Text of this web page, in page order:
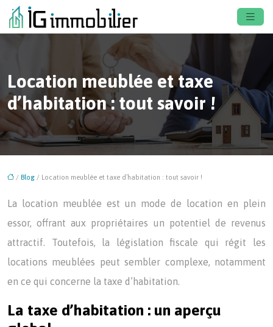
Location meublée et taxe
d’habitation : tout savoir !
/ Blog / Location meublée et taxe d’habitation : tout savoir !
La location meublée est un mode de location en plein
essor, offrant aux propriétaires un potentiel de revenus
attractif. Toutefois, la législation fiscale qui régit les
locations meublées peut sembler complexe, notamment
en ce qui concerne la taxe d’habitation.
La taxe d’habitation : un aperçu